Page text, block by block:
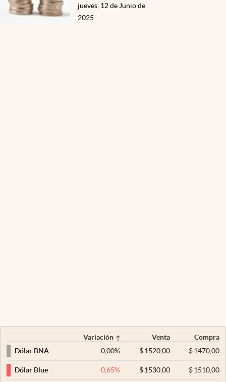
jueves, 12 de Junio de
2025
Variación Venta
Compra
Dólar BNA
0,00% $ 1520,00 $1470,00
Dólar Blue -0,65% $ 1530,00 $1510,00